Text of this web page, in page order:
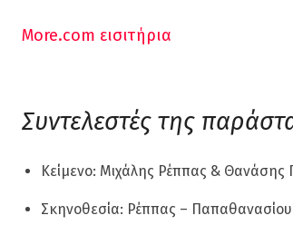
More.com εισιτήρια
Συντελεστές της
Κείμενο: Μιχάλης Ρέππας &
Σκηνοθεσία: Ρέππας – Παπαθανασίου